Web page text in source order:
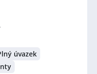
úvazek